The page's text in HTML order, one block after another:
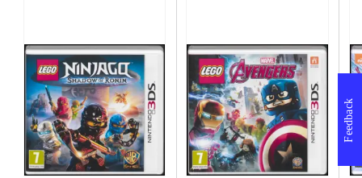
Feedback